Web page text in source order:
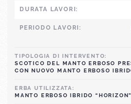
DURATA LAVORI:
PERIODO LAVORI:
TIPOLOGIA DI INTERVENTO:
SCOTICO DEL MANTO ERBOSO
CON NUOVO MANTO ERBOSO
ERBA UTILIZZATA:
MANTO ERBOSO IBRIDO “HORIZON”